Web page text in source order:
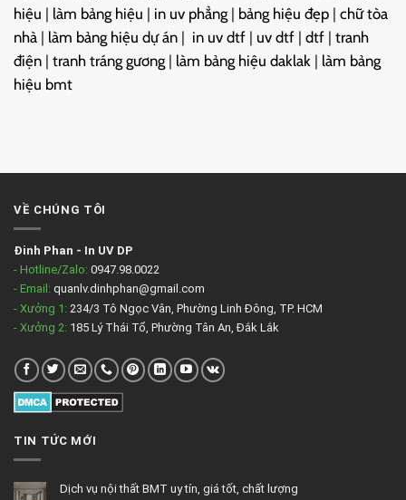
hiệu | làm bảng hiệu | in uv phẳng | bảng hiệu đẹp | chữ tòa
nhà | làm bảng hiệu dự án | in uv dtf | uv dtf | dtf | tranh
điện | tranh tráng gương | làm bảng hiệu daklak | làm bảng
hiệu bmt
VỀ CHÚNG TÔI
Đinh Phan - In UV DP
- Hotline/Zalo: 0947.98.0022
- Email: quanlv.dinhphan@gmail.com
- Xưởng 1: 234/3 Tô Ngọc Vân, Phường Linh Đông, TP. HCM
- Xưởng 2: 185 Lý Thái Tổ, Phường Tân An, Đắk Lắk
TIN TỨC MỚI
Dịch vụ nội thất BMT uy tín, giá tốt, chất lượng